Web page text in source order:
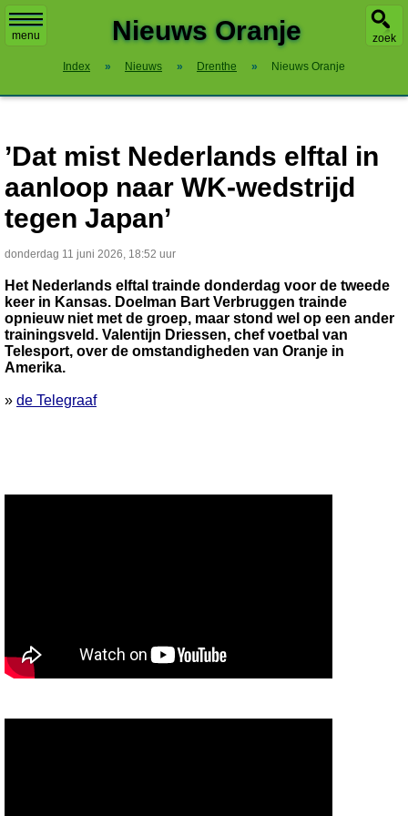
menu zoek
Nieuws Oranje
Index » Nieuws » Drenthe » Nieuws Oranje
’Dat mist Nederlands elftal in
aanloop naar WK-wedstrijd
tegen Japan’
donderdag 11 juni 2026, 18:52 uur
Het Nederlands elftal trainde donderdag voor de tweede
keer in Kansas. Doelman Bart Verbruggen trainde
opnieuw niet met de groep, maar stond wel op een ander
trainingsveld. Valentijn Driessen, chef voetbal van
Telesport, over de omstandigheden van Oranje in
Amerika.
» de Telegraaf